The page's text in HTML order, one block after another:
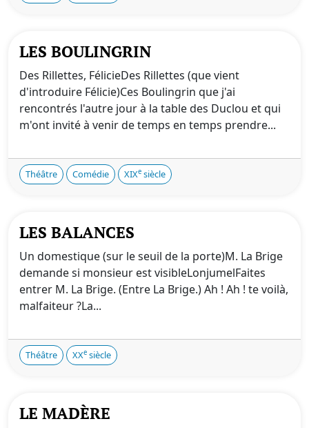
LES BOULINGRIN
Des Rillettes, FélicieDes Rillettes (que vient
d'introduire Félicie)Ces Boulingrin que j'ai
rencontrés l'autre jour à la table des Duclou et qui
m'ont invité à venir de temps en temps prendre...
Théâtre Comédie XIXe siècle
LES BALANCES
Un domestique (sur le seuil de la porte)M. La Brige
demande si monsieur est visibleLonjumelFaites
entrer M. La Brige. (Entre La Brige.) Ah ! Ah ! te voilà,
malfaiteur ?La...
Théâtre XXe siècle
LE MADÈRE